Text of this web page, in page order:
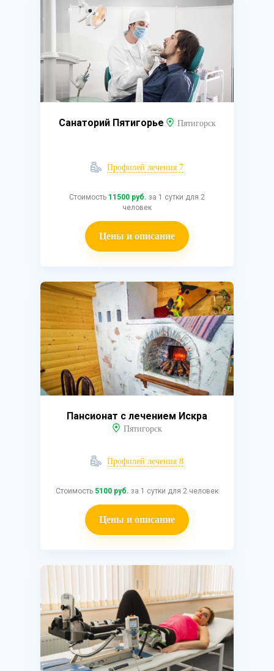
Санаторий Пятигорье Пятигорск
Профилей лечения 7
Стоимость 11500 руб. за 1 сутки для 2
человек
Цены и описание
Пансионат с лечением Искра
Пятигорск
Профилей лечения 8
Стоимость 5100 руб. за 1 сутки для 2 человек
Цены и описание